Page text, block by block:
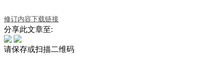
修订内容下载链接
分享此文章至:
请保存或扫描二维码